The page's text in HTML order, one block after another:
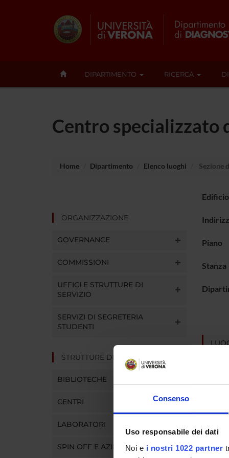
Consenso
Uso responsabile dei dati
Noi e i nostri 1022 partner
DIPARTIMENTO RICERCA
Centro specializzato
Home Dipartimento Elenco luoghi Sezione
ORGANIZZAZIONE
GOVERNANCE
COMMISSIONI
UFFICI E STRUTTURE DI
SERVIZIO
SERVIZI DI SEGRETERIA
STUDENTI
STRUTTURE DEL DIPARTIMENTO
BIBLIOTECHE
CENTRI
LABORATORI
SPIN OFF E AZIENDE
Edificio
Piano
Stanza